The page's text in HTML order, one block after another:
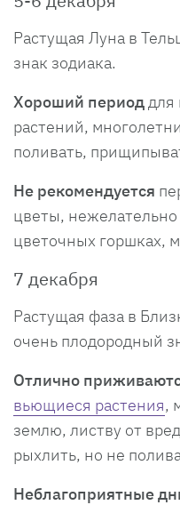
Растущая Луна в
знак зодиака.
Хороший периоддля
растений,
поливать,
Не рекомендуется
цветы,
цветочных горшках,
7 декабря
Растущая фаза в
очень плодородный
Отлично
вьющиеся растения,
землю, листву от
рыхлить, но не
Неблагоприятные